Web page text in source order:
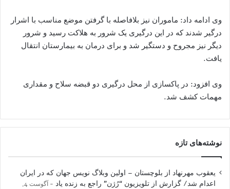
وی ادامه داد: ماموران نیز بلافاصله با گرفتن موضع مناسب با اشرار
درگیر شدند که در این درگیری یک شرور به هلاکت رسید و شرور
دیگر نیز مجروح و دستگیر شد و برای درمان به بیمارستان انتقال
یافت.
وی افزود: در پاکسازی از محل درگیری دو قبضه سلاح و مقداری
مهمات کشف شد.
نوشته‌های تازه
یعقوب مهرنهاد از بلوچستان – اولین وبلاگ نویس جهان که در ایران
اعدام شد/ گزارش از تلویزیون “رُژن” راجع به زنده یاد
آگوست 4,